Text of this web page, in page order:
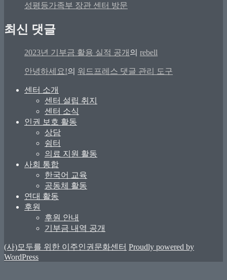
성평등가족부 장관 센터 방문
최신 댓글
2023년 기부금 활용 실적 공개 의 rebell
안녕하세요!의 워드프레스 댓글 관리 도구
센터 소개
센터 설립 취지
센터 소식
인권 보호 활동
상담
쉼터
의료 지원 활동
사회 통합
한국어 교육
공동체 활동
연대 활동
후원
후원 안내
기부금 내역 공개
(사)모두를 위한 이주인권문화센터 Proudly powered by
WordPress